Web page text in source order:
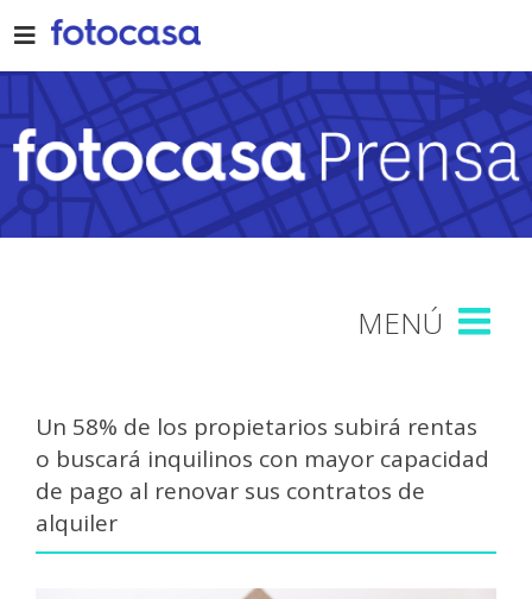
to
content
Un 58% de los propietarios subirá rentas
o buscará inquilinos con mayor capacidad
de pago al renovar sus contratos de
alquiler